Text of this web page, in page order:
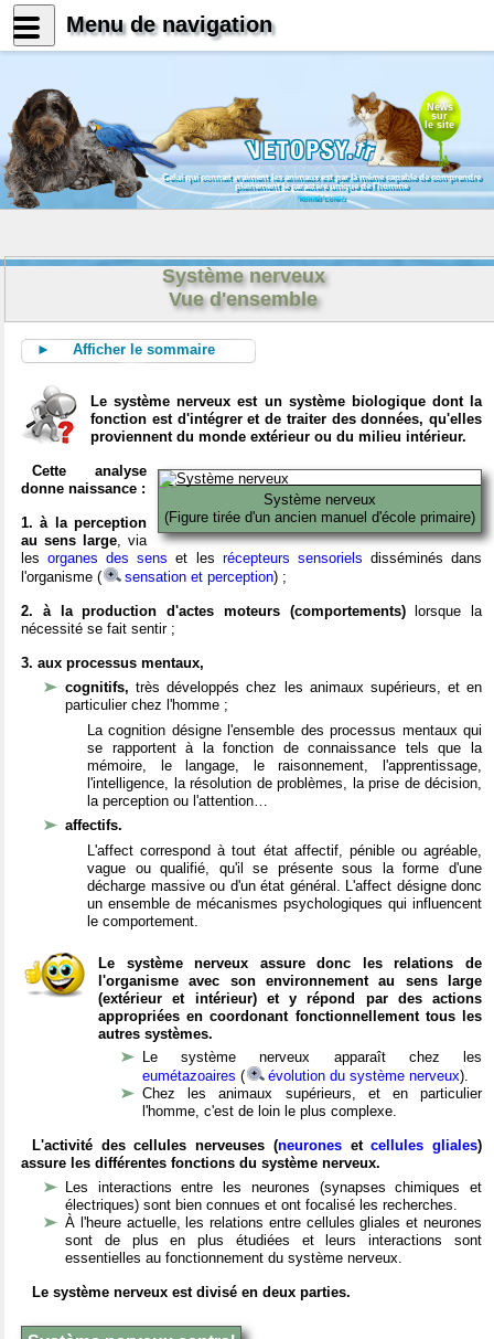
News
sur
le site
Celui qui connait vraiment les animaux est par là même capable de comprendre
pleinement le caractère unique de l'homme
Konrad Lorenz
Système nerveux
Vue d'ensemble
► Afficher le sommaire
Le système nerveux est un système biologique dont la
fonction est d'intégrer et de traiter des données, qu'elles
proviennent du monde extérieur ou du milieu intérieur.
Système nerveux
(Figure tirée d'un ancien manuel d'école primaire)
Cette analyse
donne naissance :
1. à la perception
au sens large, via
lesorganes des sens et les récepteurs sensoriels disséminés dans
l'organisme (
sensation et perception) ;
2. à la production d'actes moteurs (comportements)lorsque la
nécessité se fait sentir ;
3. aux processus mentaux,
cognitifs,très développés chez les animaux supérieurs, et en
particulier chez l'homme ;
La cognition désigne l'ensemble des processus mentaux qui
se rapportent à la fonction de connaissance tels que la
mémoire, le langage, le raisonnement, l'apprentissage,
l'intelligence, la résolution de problèmes, la prise de décision,
la perception ou l'attention…
affectifs.
L'affect correspond à tout état affectif, pénible ou agréable,
vague ou qualifié, qu'il se présente sous la forme d'une
décharge massive ou d'un état général. L'affect désigne donc
un ensemble de mécanismes psychologiques qui influencent
le comportement.
Le système nerveux assure donc les relations de
l'organisme avec son environnement au sens large
(extérieur et intérieur) et y répond par des actions
appropriées en coordonant fonctionnellement tous les
autres systèmes.
Le système nerveux apparaît chez les
eumétazoaires ( évolution du système nerveux).
Chez les animaux supérieurs, et en particulier
l'homme, c'est de loin le plus complexe.
L'activité des cellules nerveuses (neuronesetcellules gliales)
assure les différentes fonctions du système nerveux.
Les interactions entre les neurones (synapses chimiques et
électriques) sont bien connues et ont focalisé les recherches.
À l'heure actuelle, les relations entre cellules gliales et neurones
sont de plus en plus étudiées et leurs interactions sont
essentielles au fonctionnement du système nerveux.
Le système nerveux est divisé en deux parties.
Menu de navigation